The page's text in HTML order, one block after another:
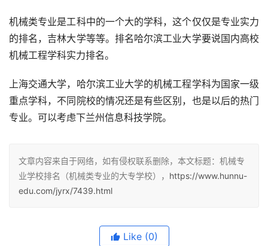
机械类专业是工科中的一个大的学科，这个仅仅是专业实力
的排名，吉林大学等等。排名哈尔滨工业大学要说国内高校
机械工程学科实力排名。
上海交通大学，哈尔滨工业大学的机械工程学科为国家一级
重点学科，不同院校的情况还是有些区别，也是以后的热门
专业。可以考虑下兰州信息科技学院。
文章内容来自于网络，如有侵权联系删除，本文标题：机械专
业学校排名（机械类专业的大专学校）， https://www.hunnu-
edu.com/jyrx/7439.html
Like (0)